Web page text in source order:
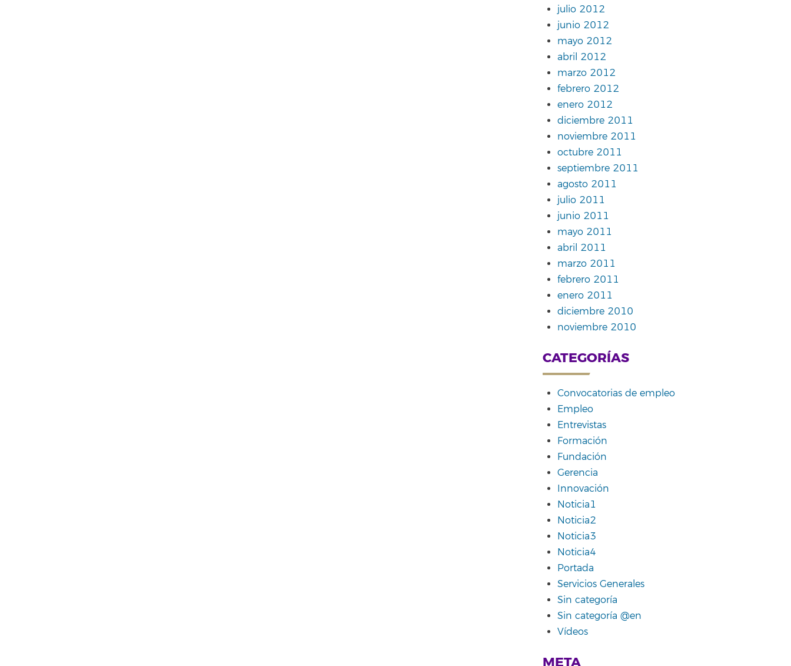
julio 2012
junio 2012
mayo 2012
abril 2012
marzo 2012
febrero 2012
enero 2012
diciembre 2011
noviembre 2011
octubre 2011
septiembre 2011
agosto 2011
julio 2011
junio 2011
mayo 2011
abril 2011
marzo 2011
febrero 2011
enero 2011
diciembre 2010
noviembre 2010
CATEGORÍAS
Convocatorias de empleo
Empleo
Entrevistas
Formación
Fundación
Gerencia
Innovación
Noticia1
Noticia2
Noticia3
Noticia4
Portada
Servicios Generales
Sin categoría
Sin categoría @en
Vídeos
META